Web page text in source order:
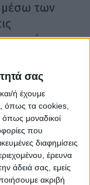
σας
ή έχουμε
όπως τα cookies,
μοναδικοί
που
διαφημίσεις
έρευνα
άδειά σας, εμείς
ακριβή
μέσω των
η
και
Τμήματος
ΝΕΟΣ